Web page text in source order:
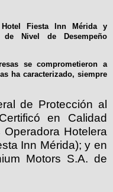
Fiesta Inn Mérida y
Nivel de Desempeño
se comprometieron a
ha caracterizado, siempre
de Protección al
en Calidad
Hotelera
Inn Mérida); y en
Motors S.A. de